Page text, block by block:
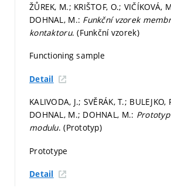
ŽŮREK, M.; KRIŠTOF, O.; VIČÍKOVÁ,
DOHNAL, M.: Funkční vzorek
kontaktoru. (Funkční vzorek)
Functioning sample
Detail
KALIVODA, J.; SVĚRÁK, T.; BULEJKO,
DOHNAL, M.; DOHNAL, M.:
modulu. (Prototyp)
Prototype
Detail